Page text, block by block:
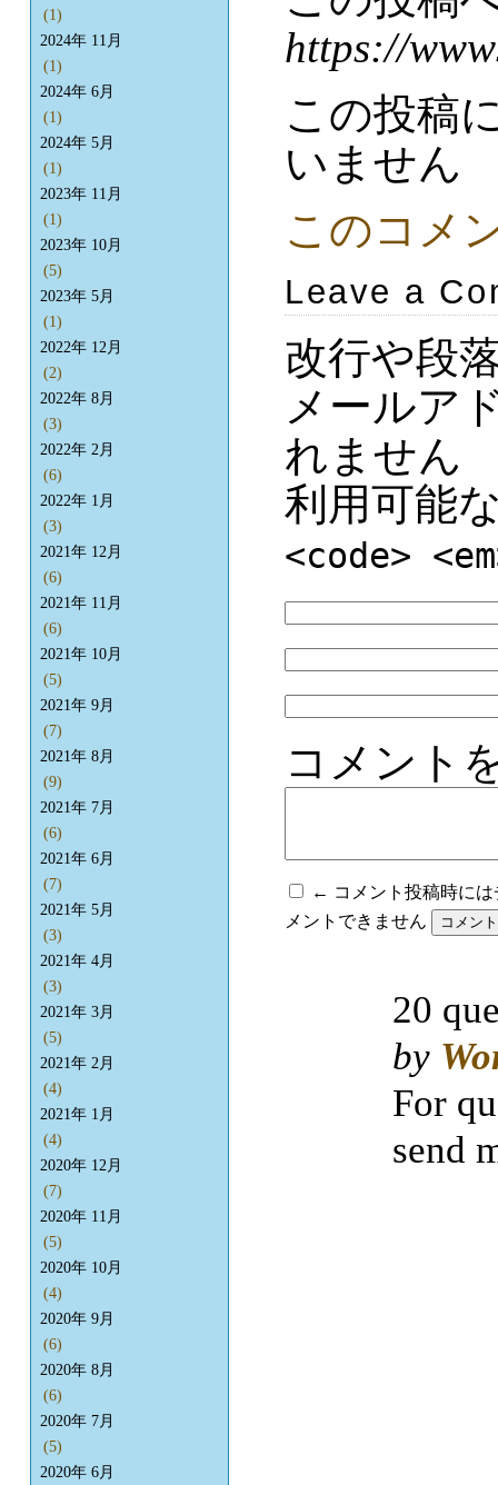
https://
この投稿
いません
このコメ
Leave a
改行や段
メールア
れません
利用可能
<code>
コメント
← コメント投稿時に
メントできません
(1)
2024年 11月
(1)
2024年 6月
(1)
2024年 5月
(1)
2023年 11月
(1)
2023年 10月
(5)
2023年 5月
(1)
2022年 12月
(2)
2022年 8月
(3)
2022年 2月
(6)
2022年 1月
(3)
2021年 12月
(6)
2021年 11月
(6)
2021年 10月
(5)
2021年 9月
(7)
2021年 8月
(9)
2021年 7月
(6)
2021年 6月
(7)
2021年 5月
(3)
2021年 4月
(3)
2021年 3月
(5)
2021年 2月
(4)
2021年 1月
(4)
2020年 12月
(7)
2020年 11月
(5)
2020年 10月
(4)
2020年 9月
(6)
2020年 8月
(6)
2020年 7月
(5)
2020年 6月
20
by
For
send